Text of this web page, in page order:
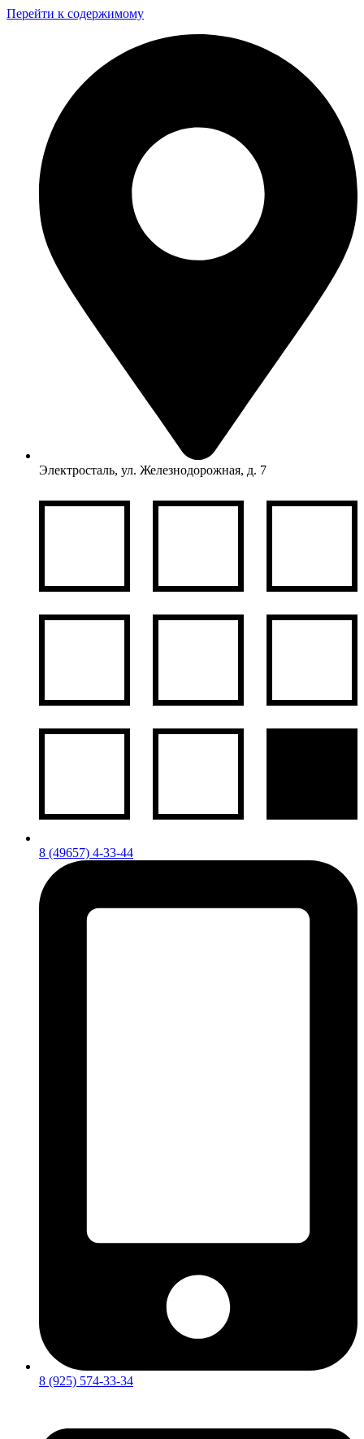
Перейти к содержимому
Электросталь, ул. Железнодорожная, д. 7
8 (49657) 4-33-44
8 (925) 574-33-34